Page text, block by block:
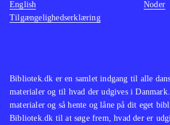
Bibliotek.dk er en samlet indgang til alle
materialer og til hvad der udgives i
materialer og så hente og låne på dit eget
Bibliotek.dk til at søge frem, hvad der er
English
Tilgængelighedserklæring
Noder